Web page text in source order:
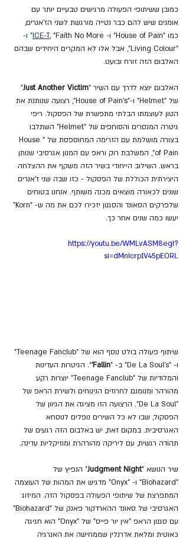
כמובן ששיתופי הפעולה מרגישים טבעיים יותר עם
אומנים שיש להם כבר נטייה מורגשת לשני הז'אנרים,
כמו "House of Pain" ו-
ICE-T
, "Faith No More" ו-
"Living Colour", אבל אלו לא המקרים היחידים שבהם
האלבום הזה זורח ובועט.
האלבום יוצא לדרך עם השיר "Just Another Victim
"
של "Helmet" ו-"House of Pain's", רצועה שנותנת את
הטון לעוצמתו הבלתי מתפשרת של הפסקול. ריפי
גיטרה המנסרים והסוחפים של "Helmet" השתלבו
בצורה מושלמת עם הזרימה המחוספסת של "House
of Pain", המשלבת רוק וראפ עם המנון אגרסיבי שנותן
בראש. השילוב הייחודי בשיר הזה משקף את ההצלחה
היצירתית הכוללת של הפסקול - כזו שבה שני ז'אנרים
שונים לכאורה מוצאים מכנה משותף. אנחנו בטוחים
שלפרקים הסאונד והסגנון יזכירו לכם את מה ש- "Korn"
יעשו כמה שנים אחר כך.
https://youtu.be/WMLvASM8egI?
si=dMnIcrp1V45pEORL
שיתוף פעולה בולט נוסף הוא של "Teenage Fanclub"
ו- "De La Soul's" ב- "
Fallin'". הגיטרות העדינות
והמלודיות של "Teenage Fanclub" יוצרות רקע
מהורהר ומנומנם לחרוזים הנינוחים ולשירת הראפ של
"De La Soul". הרצועה הזו מציגה את הגיוון של
הפסקול, שבו לא כל השירים נופלים לנוסחא
האגרסיבית. במקום זאת, יש באלבום הזה רגעים של
תהודה רגשית, עם ליריקה מהורהרת ומוזיקליות עדינה.
שיר הנושא "Judgment Night" הנפיץ של
"Biohazard" ו- "Onyx" מדגיש את המהות של העוצמה
המתפרצת של שיתופי הפעולה בפסקול הזה. המיזוג
האגרסיבי של סאונד ההארדקור פאנק של "Biohazard"
עם סגנון הראפ "אין יור פייס" של "Onyx" הוא חגיגה
כאוטית ומלאת אדרנלין שממחישה את האנרגיה